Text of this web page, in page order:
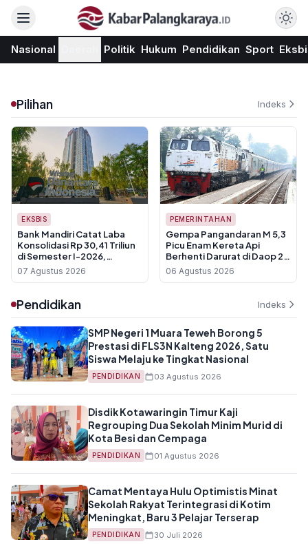
Nasional Politik Hukum Pendidikan Sport
Pilihan Indeks
EKSBIS
Bank Mandiri Catat Laba
Konsolidasi Rp 30,41 Triliun
di Semester I-2026,
Tumbuh 24,3 Persen
07 Agustus 2026
PEMERINTAHAN
Gempa Pangandaran M 5,3
Picu Enam Kereta Api
Berhenti Darurat di Daop 2
Bandung
06 Agustus 2026
Pendidikan Indeks
SMP Negeri 1 Muara Teweh Borong 5
Prestasi di FLS3N Kalteng 2026, Satu
Siswa Melaju ke Tingkat Nasional
PENDIDIKAN 03 Agustus 2026
Disdik Kotawaringin Timur Kaji
Regrouping Dua Sekolah Minim Murid di
Kota Besi dan Cempaga
PENDIDIKAN 01 Agustus 2026
Camat Mentaya Hulu Optimistis Minat
Sekolah Rakyat Terintegrasi di Kotim
Meningkat, Baru 3 Pelajar Terserap
PENDIDIKAN 30 Juli 2026